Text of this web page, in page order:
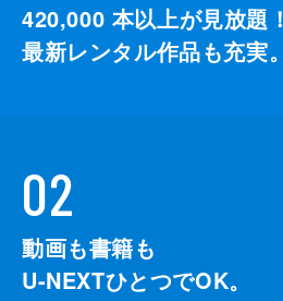
420,000 本以上が見放題！
最新レンタル作品も充実。
02
動画も書籍も
U-NEXTひとつでOK。